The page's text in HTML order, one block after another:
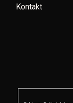
Kontakt